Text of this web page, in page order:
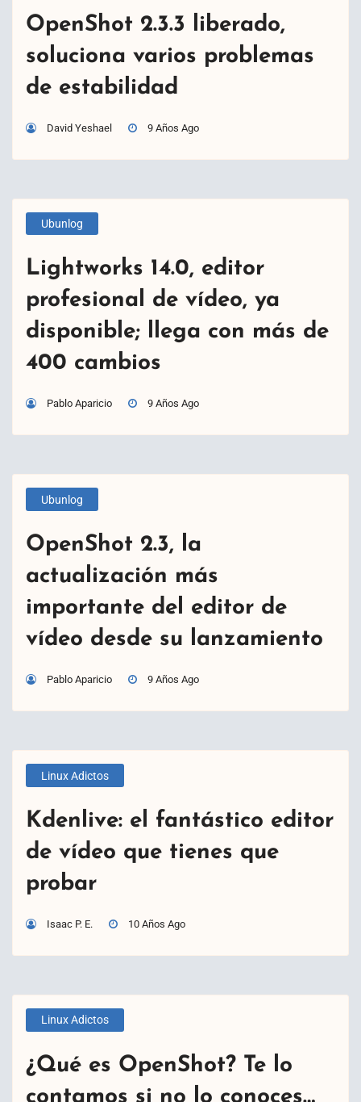
OpenShot 2.3.3 liberado,
soluciona varios problemas
de estabilidad
David Yeshael 9 Años Ago
Ubunlog
Lightworks 14.0, editor
profesional de vídeo, ya
disponible; llega con más de
400 cambios
Pablo Aparicio 9 Años Ago
Ubunlog
OpenShot 2.3, la
actualización más
importante del editor de
vídeo desde su lanzamiento
Pablo Aparicio 9 Años Ago
Linux Adictos
Kdenlive: el fantástico editor
de vídeo que tienes que
probar
Isaac P. E. 10 Años Ago
Linux Adictos
¿Qué es OpenShot? Te lo
contamos si no lo conoces…